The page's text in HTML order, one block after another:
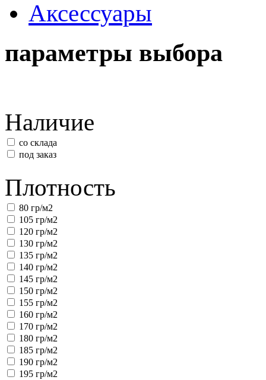
Аксессуары
параметры выбора
Наличие
со склада
под заказ
Плотность
80 гр/м2
105 гр/м2
120 гр/м2
130 гр/м2
135 гр/м2
140 гр/м2
145 гр/м2
150 гр/м2
155 гр/м2
160 гр/м2
170 гр/м2
180 гр/м2
185 гр/м2
190 гр/м2
195 гр/м2